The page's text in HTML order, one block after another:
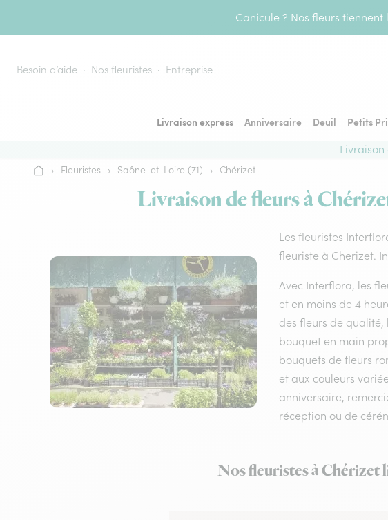
Canicule ? Nos fleurs
Besoin d’aide Nos fleuristes Entreprise
Livraison express Anniversaire Deuil Petits
Accueil
› Fleuristes › Saône-et-Loire (71) › Chérizet
Livraison de fleurs à
Les fleuristes
fleuriste à Cherizet.
Avec Interflora, les
et en moins de 4
des fleurs de
bouquet en main
bouquets de fleurs
et aux couleurs
anniversaire,
réception ou de
Nos fleuristes à Chérizet